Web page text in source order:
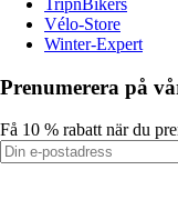
TripnBikers
Vélo-Store
Winter-Expert
Prenumerera på
Få 10 % rabatt när du